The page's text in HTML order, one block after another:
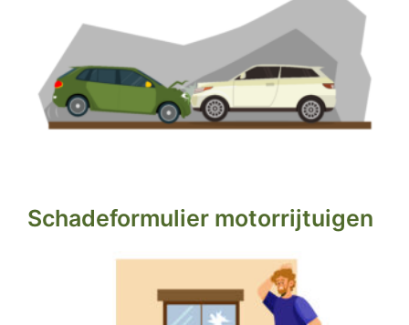
Schadeformulier motorrijtuigen